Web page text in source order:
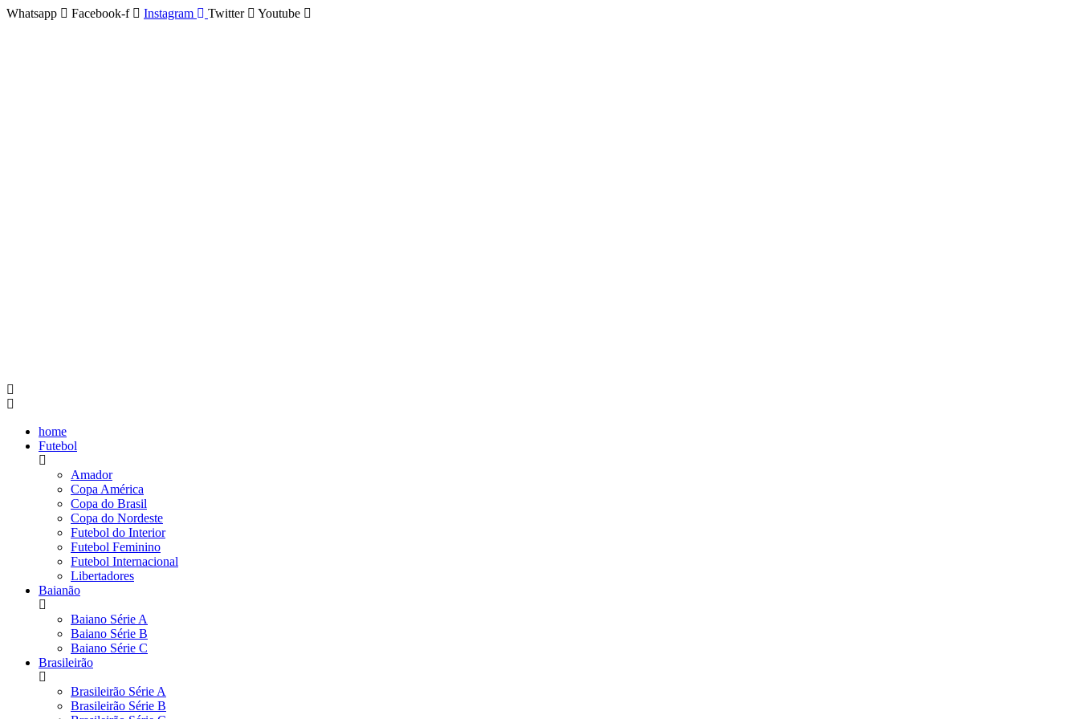
Whatsapp Facebook-f Instagram Twitter Youtube
home
Futebol
Amador
Copa América
Copa do Brasil
Copa do Nordeste
Futebol do Interior
Futebol Feminino
Futebol Internacional
Libertadores
Baianão
Baiano Série A
Baiano Série B
Baiano Série C
Brasileirão
Brasileirão Série A
Brasileirão Série B